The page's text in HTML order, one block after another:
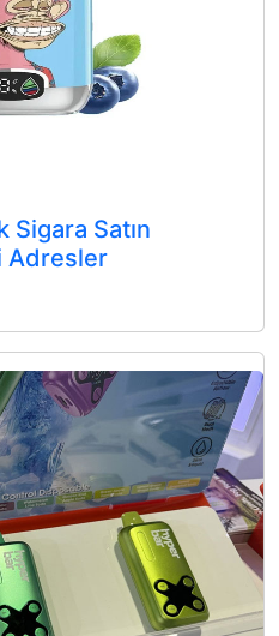
Sigara Satın
Adresler